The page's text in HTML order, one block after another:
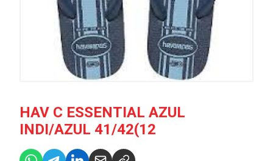
HAV C ESSENTIAL AZUL
INDI/AZUL 41/42(12